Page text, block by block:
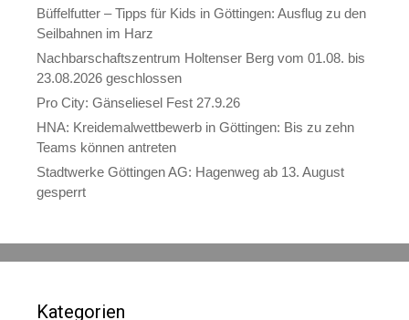
Büffelfutter – Tipps für Kids in Göttingen: Ausflug zu den
Seilbahnen im Harz
Nachbarschaftszentrum Holtenser Berg vom 01.08. bis
23.08.2026 geschlossen
Pro City: Gänseliesel Fest 27.9.26
HNA: Kreidemalwettbewerb in Göttingen: Bis zu zehn
Teams können antreten
Stadtwerke Göttingen AG: Hagenweg ab 13. August
gesperrt
Kategorien